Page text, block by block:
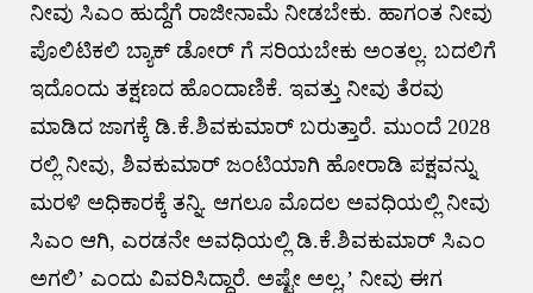
ನೀವು ಸಿಎಂ ಹುದ್ದೆಗೆ ರಾಜೀನಾಮೆ ನೀಡಬೇಕು. ಹಾಗಂತ ನೀವು
ಪೊಲಿಟಿಕಲಿ ಬ್ಯಾಕ್ ಡೋರ್ ಗೆ ಸರಿಯಬೇಕು ಅಂತಲ್ಲ. ಬದಲಿಗೆ
ಇದೊಂದು ತಕ್ಷಣದ ಹೊಂದಾಣಿಕೆ. ಇವತ್ತು ನೀವು ತೆರವು
ಮಾಡಿದ ಜಾಗಕ್ಕೆ ಡಿ.ಕೆ.ಶಿವಕುಮಾರ್ ಬರುತ್ತಾರೆ. ಮುಂದೆ 2028
ರಲ್ಲಿ ನೀವು, ಶಿವಕುಮಾರ್ ಜಂಟಿಯಾಗಿ ಹೋರಾಡಿ ಪಕ್ಷವನ್ನು
ಮರಳಿ ಅಧಿಕಾರಕ್ಕೆ ತನ್ನಿ. ಆಗಲೂ ಮೊದಲ ಅವಧಿಯಲ್ಲಿ ನೀವು
ಸಿಎಂ ಆಗಿ, ಎರಡನೇ ಅವಧಿಯಲ್ಲಿ ಡಿ.ಕೆ.ಶಿವಕುಮಾರ್ ಸಿಎಂ
ಅಗಲಿ’ ಎಂದು ವಿವರಿಸಿದ್ದಾರೆ. ಅಷ್ಟೇ ಅಲ್ಲ,’ ನೀವು ಈಗ